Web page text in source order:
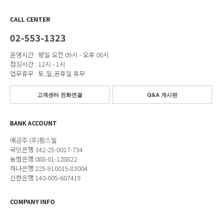
CALL CENTER
02-553-1323
운영시간 : 평일 오전 09시 - 오후 06시
점심시간 : 12시 - 1시
업무휴무 : 토,일,공휴일 휴무
고객센터 전화연결 Q&A 게시판
BANK ACCOUNT
예금주:(주)팜스빌
국민은행 342-25-0017-734
농협은행 088-01-128822
하나은행 225-910015-83004
신한은행 140-005-607419
COMPANY INFO